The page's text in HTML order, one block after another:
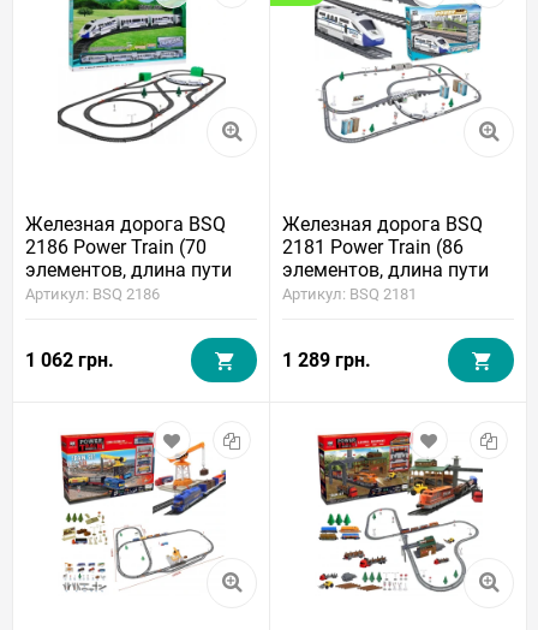
Железная дорога BSQ
2186 Power Train (70
элементов, длина пути
900 см)
Артикул: BSQ 2186
1 062 грн.
Железная дорога BSQ
2181 Power Train (86
элементов, длина пути
914 см)
Артикул: BSQ 2181
1 289 грн.